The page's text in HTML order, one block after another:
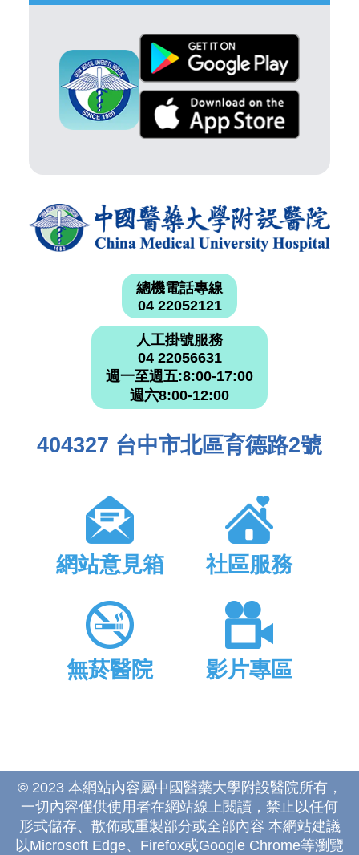
總機電話專線
04 22052121
人工掛號服務
04 22056631
週一至週五:8:00-17:00
週六8:00-12:00
404327 台中市北區育德路2號
網站意見箱 社區服務
無菸醫院 影片專區
© 2023 本網站內容屬中國醫藥大學附設醫院所有，
一切內容僅供使用者在網站線上閱讀，禁止以任何
形式儲存、散佈或重製部分或全部內容 本網站建議
以Microsoft Edge、Firefox或Google Chrome等瀏覽